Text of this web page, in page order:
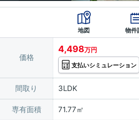
地図 物件
価格
4,498万円
支払いシミュレーション
間取り 3LDK
専有面積 71.77㎡